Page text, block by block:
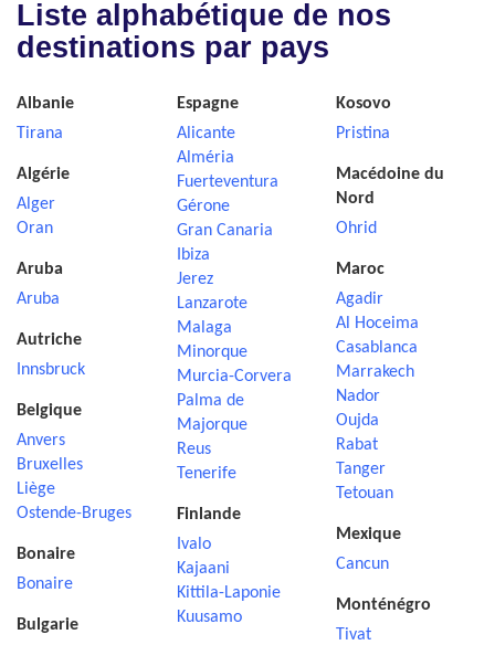
Liste alphabétique de nos
destinations par pays
Albanie
Tirana
Algérie
Alger
Oran
Aruba
Aruba
Autriche
Innsbruck
Belgique
Anvers
Bruxelles
Liège
Ostende-Bruges
Bonaire
Bonaire
Bulgarie
Espagne
Alicante
Alméria
Fuerteventura
Gérone
Gran Canaria
Ibiza
Jerez
Lanzarote
Malaga
Minorque
Murcia-Corvera
Palma de
Majorque
Reus
Tenerife
Finlande
Ivalo
Kajaani
Kittila-Laponie
Kuusamo
Kosovo
Pristina
Macédoine du
Nord
Ohrid
Maroc
Agadir
Al Hoceima
Casablanca
Marrakech
Nador
Oujda
Rabat
Tanger
Tetouan
Mexique
Cancun
Monténégro
Tivat